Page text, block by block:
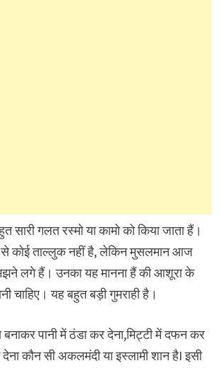
सारी गलत रस्मो या कामो को किया जाता हैं।
से कोई ताल्लुक नहीं है, लेकिन मुसलमान आज
लगे हैं। उनका यह मानना हैं की आशूरा के
चाहिए। यह बहुत बड़ी गुमराही है।
बनाकर पानी में ठंडा कर देना,मिट्टी में दफन कर
कौन सी अकलमंदी या इस्लामी शान हैI इसी